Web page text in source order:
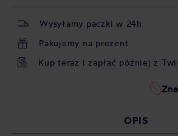
Wysyłamy paczki w 24h
Pakujemy na prezent
Kup teraz i zapłać później z
OPIS